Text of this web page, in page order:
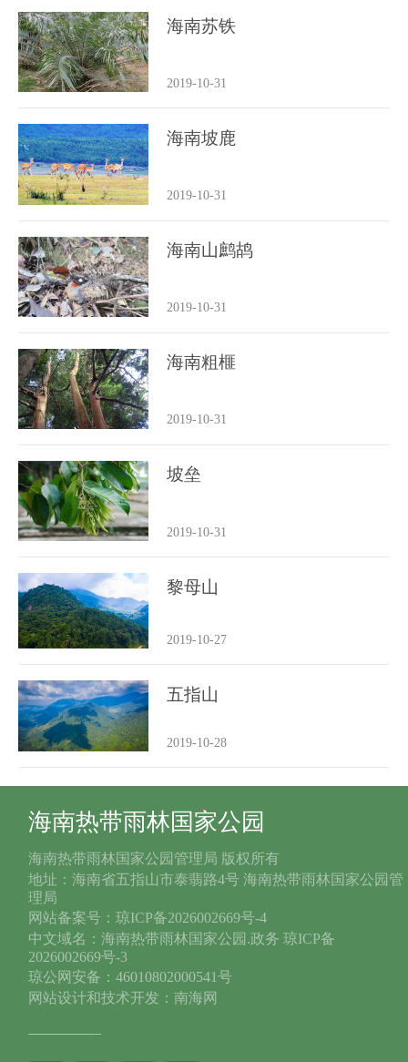
海南苏铁
2019-10-31
海南坡鹿
2019-10-31
海南山鹧鸪
2019-10-31
海南粗榧
2019-10-31
坡垒
2019-10-31
黎母山
2019-10-27
五指山
2019-10-28
海南热带雨林国家公园
海南热带雨林国家公园管理局 版权所有
地址：海南省五指山市泰翡路4号 海南热带雨林国家公园管
理局
网站备案号：琼ICP备2026002669号-4
中文域名：海南热带雨林国家公园.政务 琼ICP备
2026002669号-3
琼公网安备：46010802000541号
网站设计和技术开发：南海网